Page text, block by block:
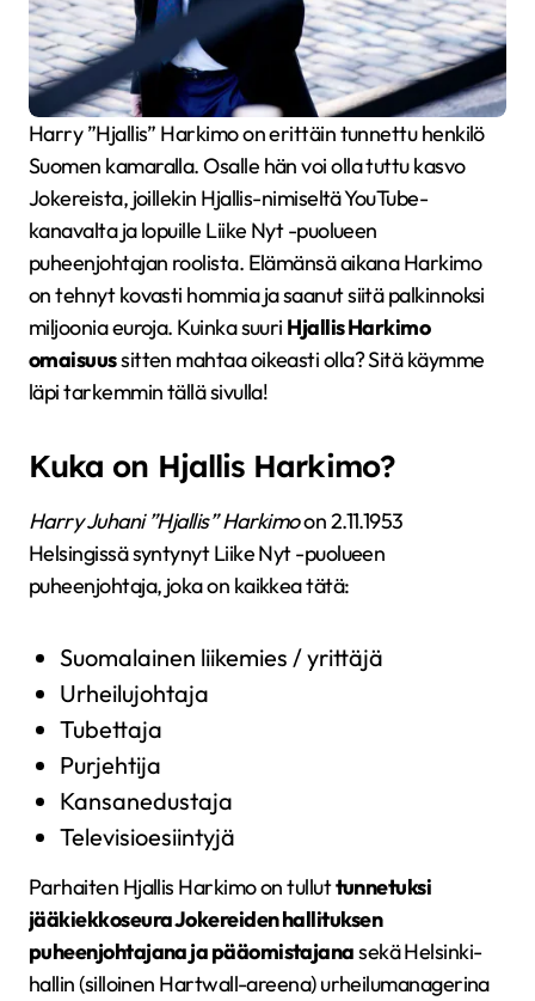
Harry ”Hjallis” Harkimo on erittäin tunnettu henkilö
Suomen kamaralla. Osalle hän voi olla tuttu kasvo
Jokereista, joillekin Hjallis-nimiseltä YouTube-
kanavalta ja lopuille Liike Nyt -puolueen
puheenjohtajan roolista. Elämänsä aikana Harkimo
on tehnyt kovasti hommia ja saanut siitä palkinnoksi
miljoonia euroja. Kuinka suuri Hjallis Harkimo
omaisuussitten mahtaa oikeasti olla? Sitä käymme
läpi tarkemmin tällä sivulla!
Kuka on Hjallis Harkimo?
Harry Juhani ”Hjallis” Harkimoon 2.11.1953
Helsingissä syntynyt Liike Nyt -puolueen
puheenjohtaja, joka on kaikkea tätä:
Suomalainen liikemies / yrittäjä
Urheilujohtaja
Tubettaja
Purjehtija
Kansanedustaja
Televisioesiintyjä
Parhaiten Hjallis Harkimo on tulluttunnetuksi
jääkiekkoseura Jokereiden hallituksen
puheenjohtajana ja pääomistajanasekä Helsinki-
hallin (silloinen Hartwall-areena) urheilumanagerina